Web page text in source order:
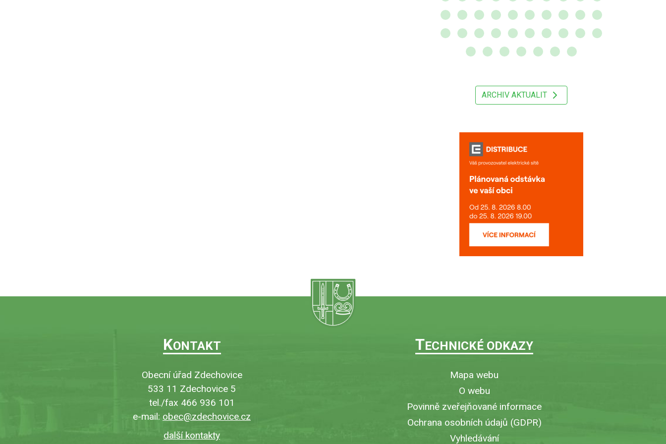
ARCHIV AKTUALIT
KONTAKT
Obecní úřad Zdechovice
533 11 Zdechovice 5
tel./fax 466 936 101
e-mail: obec@zdechovice.cz
další kontakty
TECHNICKÉ ODKAZY
Mapa webu
O webu
Povinně zveřejňované informace
Ochrana osobních údajů (GDPR)
Vyhledávání